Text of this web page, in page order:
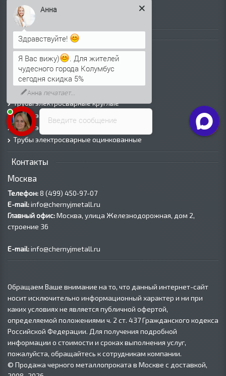
Лист рифленый
Лист оцинкованный
Трубы
Трубы горячедеформированные
Труба холоднодеформированная
Трубы ВГП (Водогазопроводные)
Трубы ВГП оцинкованные
Трубы электросварные круглые
Трубы электросварные квадратные
Трубы электросварные прямоугольные
Трубы электросварные оцинкованные
Контакты
Москва
Телефон:8 (499) 450‑97-07
E-mail:info@chernyjmetall.ru
Главный офис:Москва, улица Железнодорожная, дом 2,
строение 36
E-mail:info@chernyjmetall.ru
Обращаем Ваше внимание на то, что данный интернет-сайт
носит исключительно информационный характер и ни при
каких условиях не является публичной офертой,
определяемой положениями ч. 2 ст. 437 Гражданского кодекса
Российской Федерации. Для получения подробной
информации о стоимости и сроках выполнения услуг,
пожалуйста, обращайтесь к сотрудникам компании.
© Продажа черного металлопроката в Москве с доставкой,
Введите сообщение
Анна
Здравствуйте!
Я Вас вижу)
. Для жителей
чудесного города Колумбус
сегодня скидка 5%
Анна печатает...